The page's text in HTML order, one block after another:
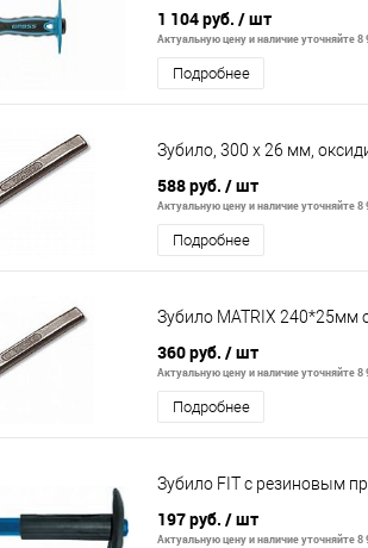
1 104 руб. / шт
Актуальную цену и наличие уточняйте 8
Подробнее
Зубило, 300 х 26 мм,
588 руб. / шт
Актуальную цену и наличие уточняйте 8
Подробнее
Зубило MATRIX 240*25мм
360 руб. / шт
Актуальную цену и наличие уточняйте 8
Подробнее
Зубило FIT с резиновым
197 руб. / шт
Актуальную цену и наличие уточняйте 8